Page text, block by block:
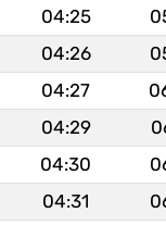
04:25
04:26
04:27
04:29
04:30
04:31